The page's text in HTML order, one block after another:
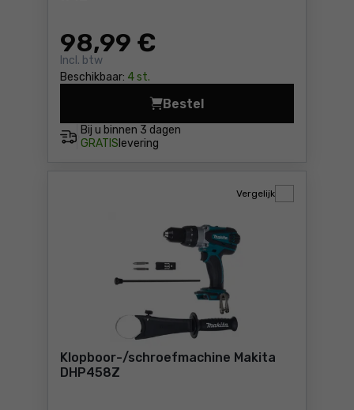
98,99 €
Incl. btw
Beschikbaar: 4 st.
Bij u binnen 3 dagen
GRATIS levering
Bestel
Boor-schroefmachine
Klopboor-/schroefmachine Makita
DHP458Z
Vergelijk